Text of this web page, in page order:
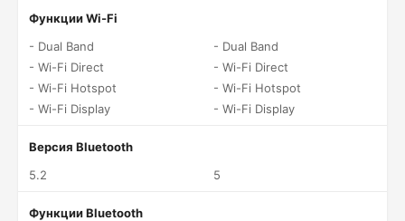
Функции Wi-Fi
- Dual Band
- Wi-Fi Direct
- Wi-Fi Hotspot
- Wi-Fi Display
- Dual Band
- Wi-Fi Direct
- Wi-Fi Hotspot
- Wi-Fi Display
Версия Bluetooth
5.2
5
Функции Bluetooth